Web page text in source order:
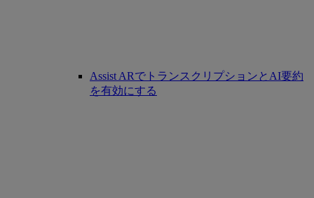
Assist ARでトランスクリプションとAI要約
を有効にする